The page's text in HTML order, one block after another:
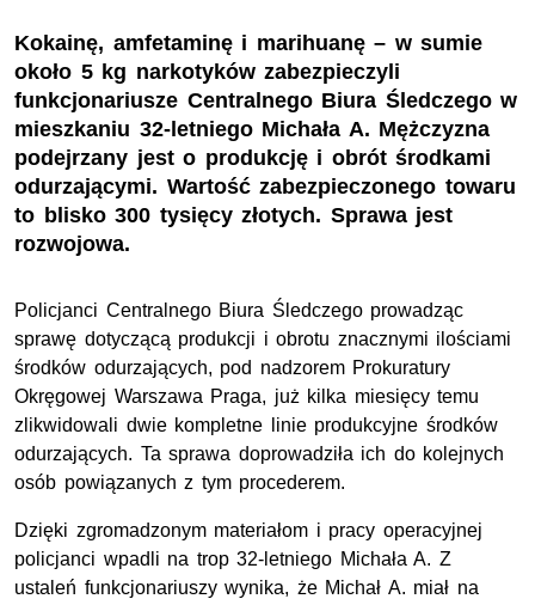
Kokainę, amfetaminę i marihuanę – w sumie
około 5 kg narkotyków zabezpieczyli
funkcjonariusze Centralnego Biura Śledczego w
mieszkaniu 32-letniego Michała A. Mężczyzna
podejrzany jest o produkcję i obrót środkami
odurzającymi. Wartość zabezpieczonego towaru
to blisko 300 tysięcy złotych. Sprawa jest
rozwojowa.
Policjanci Centralnego Biura Śledczego prowadząc
sprawę dotyczącą produkcji i obrotu znacznymi ilościami
środków odurzających, pod nadzorem Prokuratury
Okręgowej Warszawa Praga, już kilka miesięcy temu
zlikwidowali dwie kompletne linie produkcyjne środków
odurzających. Ta sprawa doprowadziła ich do kolejnych
osób powiązanych z tym procederem.
Dzięki zgromadzonym materiałom i pracy operacyjnej
policjanci wpadli na trop 32-letniego Michała A. Z
ustaleń funkcjonariuszy wynika, że Michał A. miał na